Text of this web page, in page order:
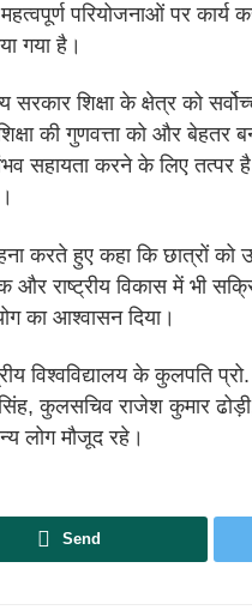
परियोजनाओं पर
गया है।
शिक्षा के क्षेत्र को
की गुणवत्ता को और बेहतर
सहायता करने के लिए तत्पर
करते हुए कहा कि छात्रों
और राष्ट्रीय विकास में भी
का आश्वासन दिया।
के कुलपति प्रो.
कुलसचिव राजेश कुमार
लोग मौजूद रहे।
Send